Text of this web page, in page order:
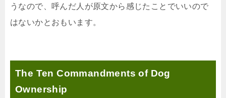
うなので、呼んだ人が原文から感じたことでいいので
はないかとおもいます。
The Ten Commandments of Dog
Ownership